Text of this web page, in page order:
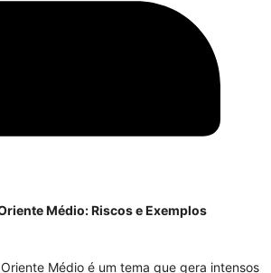
Médio: Riscos e Exemplos
Médio é um tema que gera intensos